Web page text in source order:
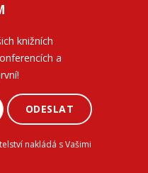
knižních
a
ODESLAT
nakládá s Vašimi